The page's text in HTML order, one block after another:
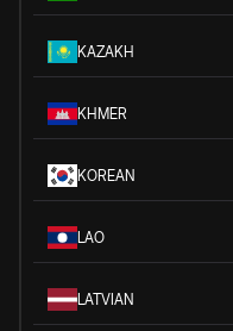
KAZAKH
KHMER
KOREAN
LAO
LATVIAN